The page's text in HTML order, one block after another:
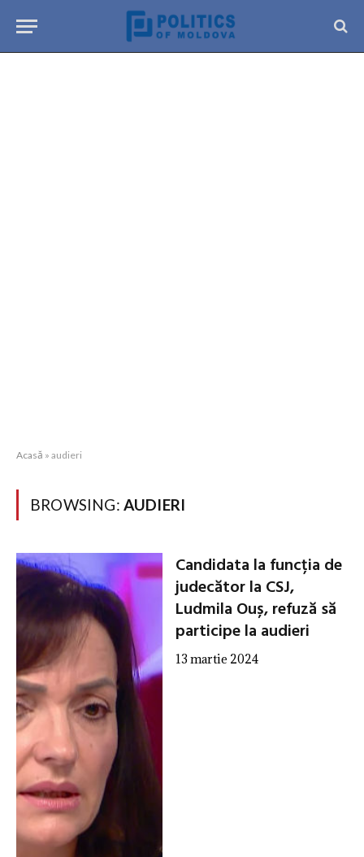
Acasă » audieri
BROWSING: AUDIERI
Candidata la funcția de
judecător la CSJ,
Ludmila Ouș, refuză să
participe la audieri
13 martie 2024